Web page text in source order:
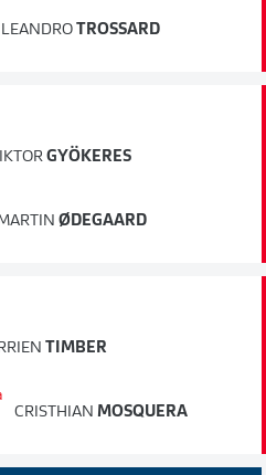
LEANDRO TROSSARD
GYÖKERES
ØDEGAARD
TIMBER
CRISTHIAN MOSQUERA